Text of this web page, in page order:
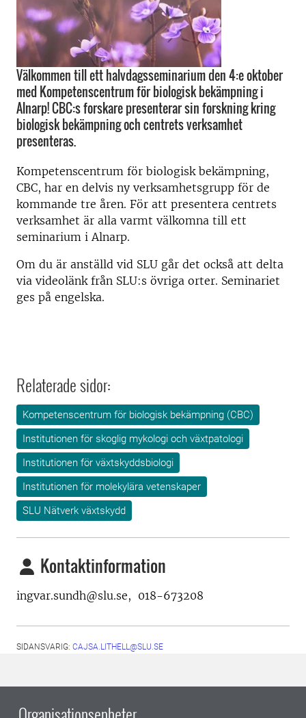
Välkommen till ett halvdagsseminarium den 4:e oktober
med Kompetenscentrum för biologisk bekämpning i
Alnarp! CBC:s forskare presenterar sin forskning kring
biologisk bekämpning och centrets verksamhet
presenteras.
Kompetenscentrum för biologisk bekämpning,
CBC, har en delvis ny verksamhetsgrupp för de
kommande tre åren. För att presentera centrets
verksamhet är alla varmt välkomna till ett
seminarium i Alnarp.
Om du är anställd vid SLU går det också att delta
via videolänk från SLU:s övriga orter. Seminariet
ges på engelska.
Relaterade sidor:
Kompetenscentrum för biologisk bekämpning (CBC)
Institutionen för skoglig mykologi och växtpatologi
Institutionen för växtskyddsbiologi
Institutionen för molekylära vetenskaper
SLU Nätverk växtskydd
Kontaktinformation
ingvar.sundh@slu.se, 018-673208
SIDANSVARIG: CAJSA.LITHELL@SLU.SE